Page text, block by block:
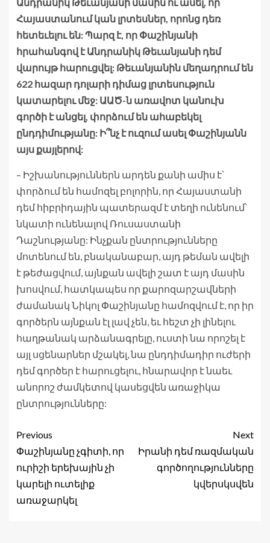
Հայաստանում կան լրտեսներ, որոնց դեռ
հետեւելու են: Պարզ է, որ Փաշինյանի
հրահանգով է Անդրանիկ Թեւանյանի դեմ
վարույթ հարուցվել: Թեւանյանին մեղադրում են
622 հազար դոլարի դիմաց լրտեսություն
կատարելու մեջ: ԱԱԾ-ն առավոտ կանուխ
գործի է անցել, փորձում են ահաբեկել
ընդդիմությանը: Ի՞նչ է ուզում ասել Փաշինյանն
այս քայլերով:
– Իշխանություններն արդեն քանի ամիս է՝
փորձում են համոզել բոլորին, որ Հայաստանի
դեմ հիբրիդային պատերազմ է տեղի ունենում՝
նկատի ունենալով Ռուսաստանի
Դաշնությանը: Ինչքան ընտրությունները
մոտենում են, բնականաբար, այդ թեման ավելի
է թեժացվում, այնքան ավելի շատ է այդ մասին
խոսվում, հատկապես որ քարոզարշավների
ժամանակ Նիկոլ Փաշինյանը համոզվում է, որ իր
գործերն այնքան էլ լավ չեն, եւ հեշտ չի լինելու
հաղթանակ արձանագրելը, ուստի նա որոշել է
այլ սցենարներ մշակել, նա ընդդիմադիր ուժերի
դեմ գործեր է հարուցելու, հնարավոր է նաեւ
անորոշ ժամկետով կասեցվեն առաջիկա
ընտրությունները:
Previous
Փաշինյանը չգիտի, որ
ուրիշի երեխային չի
կարելի ուտելիք
առաջարկել
Next
Իրանի դեմ ռազմական
գործողությունները
կվերսկսվեն